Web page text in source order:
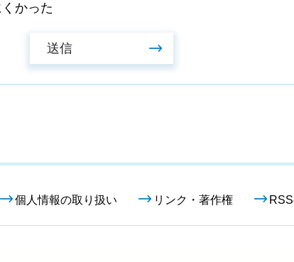
かった
個人情報の取り扱い リンク・著作権